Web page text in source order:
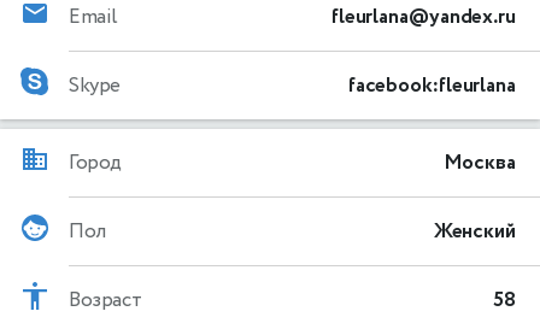
Email fleurlana@yandex.ru
Skype facebook:fleurlana
Город Москва
Пол Женский
Возраст 58